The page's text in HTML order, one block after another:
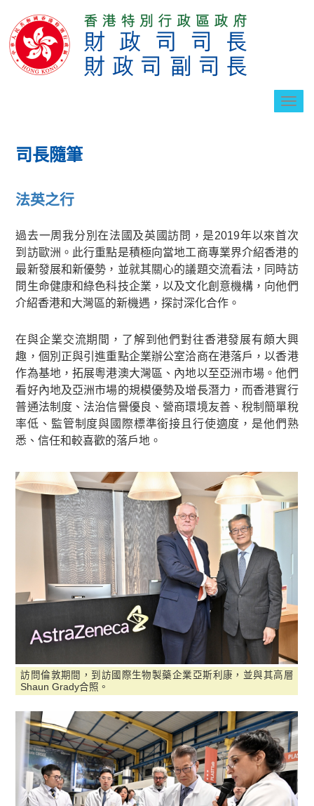
切
司長隨筆
法英之行
過去一周我分別在法國及英國訪問，是2019年以來首次
到訪歐洲。此行重點是積極向當地工商專業界介紹香港的
最新發展和新優勢，並就其關心的議題交流看法，同時訪
問生命健康和綠色科技企業，以及文化創意機構，向他們
介紹香港和大灣區的新機遇，探討深化合作。
在與企業交流期間，了解到他們對往香港發展有頗大興
趣，個別正與引進重點企業辦公室洽商在港落戶，以香港
作為基地，拓展粵港澳大灣區、內地以至亞洲市場。他們
看好內地及亞洲市場的規模優勢及增長潛力，而香港實行
普通法制度、法治信譽優良、營商環境友善、稅制簡單稅
率低、監管制度與國際標準銜接且行使適度，是他們熟
悉、信任和較喜歡的落戶地。
訪問倫敦期間，到訪國際生物製藥企業亞斯利康，並與其高層
Shaun Grady合照。